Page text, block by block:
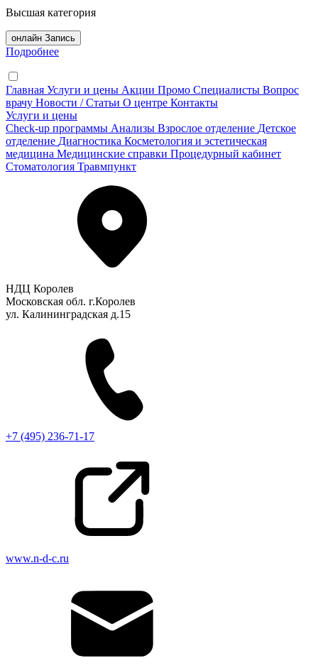
Высшая категория
онлайн Запись
Подробнее
Главная Услуги и цены Акции Промо Специалисты Вопрос
врачу Новости / Статьи О центре Контакты
Услуги и цены
Check-up программы Анализы Взрослое отделение Детское
отделение Диагностика Косметология и эстетическая
медицина Медицинские справки Процедурный кабинет
Стоматология Травмпункт
НДЦ Королев
Московская обл. г.Королев
ул. Калининградская д.15
+7 (495) 236-71-17
www.n-d-c.ru